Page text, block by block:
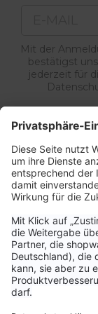
Mit der
bestätigst
jederzeit für
Service &
Unternehmen
Aktuelle